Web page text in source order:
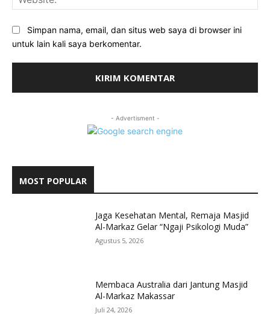
Simpan nama, email, dan situs web saya di browser ini
untuk lain kali saya berkomentar.
- Advertisment -
MOST POPULAR
Jaga Kesehatan Mental, Remaja Masjid
Al-Markaz Gelar “Ngaji Psikologi Muda”
Agustus 5, 2026
Membaca Australia dari Jantung Masjid
Al-Markaz Makassar
Juli 24, 2026